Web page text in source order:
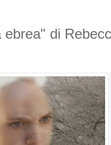
ebrea" di